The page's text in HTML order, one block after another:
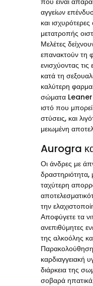
αγγείων
και
μετατροπής
Μελέτες
επανακτούν τη
ενισχύοντας
κατά τη
καλύτερη
σώματα Leaner
ιστό που
στύσεις, και
μειωμένη
Aurogra
Οι άνδρες με
δραστηριότητα,
ταχύτερη
την
Αποφύγετε τα
ανεπιθύμητες
της αλκοόλης
Παρακολούθηση
καρδιαγγειακή
διάρκεια της
σοβαρά